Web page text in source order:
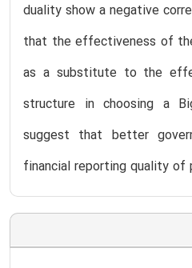
duality show a negative
that the effectiveness of
as a substitute to the
structure in choosing a
suggest that better
financial reporting quality of